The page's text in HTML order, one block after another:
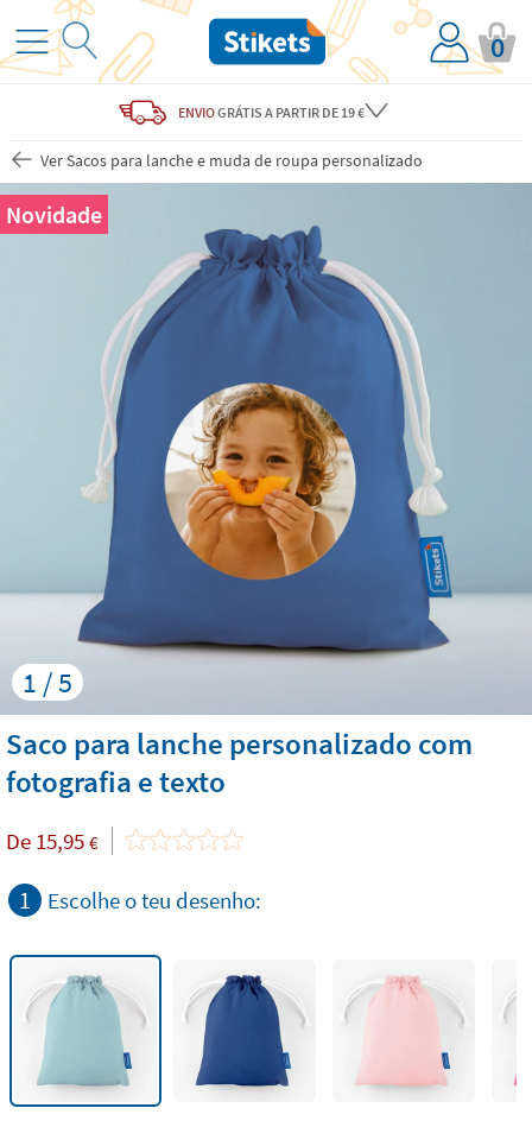
0
ENVIOGRÁTIS A PARTIR DE 19 €
Ver Sacos para lanche e muda de roupa personalizado
1 / 5
Novidade
Saco para lanche personalizado com
fotografia e texto
De 15,95 €
1 Escolhe o teu desenho: